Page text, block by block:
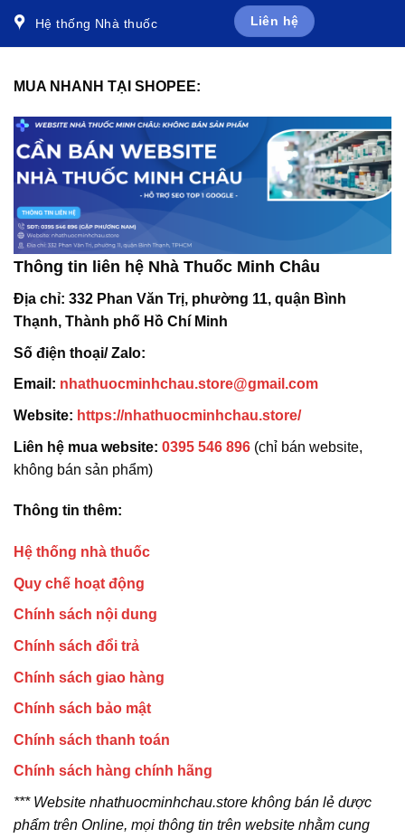
Hệ thống Nhà thuốc Liên hệ
MUA NHANH TẠI SHOPEE:
Thông tin liên hệ Nhà Thuốc Minh Châu
Địa chỉ: 332 Phan Văn Trị, phường 11, quận Bình
Thạnh, Thành phố Hồ Chí Minh
Số điện thoại/ Zalo:
Email: nhathuocminhchau.store@gmail.com
Website: https://nhathuocminhchau.store/
Liên hệ mua website: 0395 546 896 (chỉ bán website,
không bán sản phẩm)
Thông tin thêm:
Hệ thống nhà thuốc
Quy chế hoạt động
Chính sách nội dung
Chính sách đổi trả
Chính sách giao hàng
Chính sách bảo mật
Chính sách thanh toán
Chính sách hàng chính hãng
*** Website nhathuocminhchau.store không bán lẻ dược
phẩm trên Online, mọi thông tin trên website nhằm cung